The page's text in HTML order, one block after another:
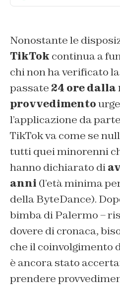
Nonostante le
TikTok continua a
chi non ha verificato
passate 24 ore
provvedimento
l’applicazione da
TikTok va come se
tutti quei minorenni
hanno dichiarato di
anni (l’età minima
della ByteDance).
bimba di Palermo –
dovere di cronaca,
che il coinvolgimento
è ancora stato
prendere